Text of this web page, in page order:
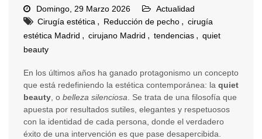
Domingo, 29 Marzo 2026
Actualidad
Cirugía estética , Reducción de pecho , cirugía
estética Madrid , cirujano Madrid , tendencias , quiet
beauty
En los últimos años ha ganado protagonismo un concepto
que está redefiniendo la estética contemporánea: la quiet
beauty , o belleza silenciosa . Se trata de una filosofía que
apuesta por resultados sutiles, elegantes y respetuosos
con la identidad de cada persona, donde el verdadero
éxito de una intervención es que pase desapercibida.